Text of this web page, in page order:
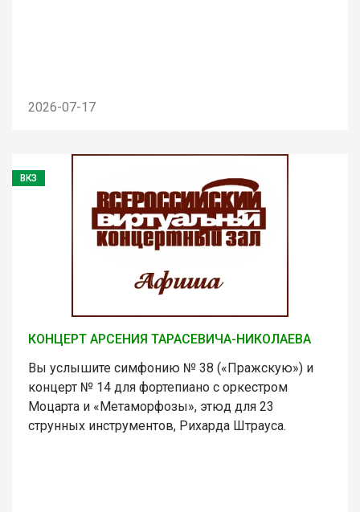
2026-07-17
ВКЗ
КОНЦЕРТ АРСЕНИЯ ТАРАСЕВИЧА-НИКОЛАЕВА
Вы услышите симфонию № 38 («Пражскую») и
концерт № 14 для фортепиано с оркестром
Моцарта и «Метаморфозы», этюд для 23
струнных инструментов, Рихарда Штрауса.